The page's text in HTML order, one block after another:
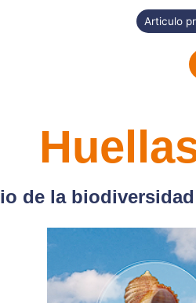
Articulo
de la